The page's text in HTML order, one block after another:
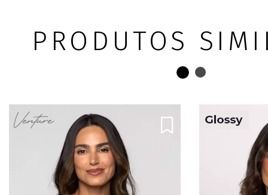
PRODUTOS